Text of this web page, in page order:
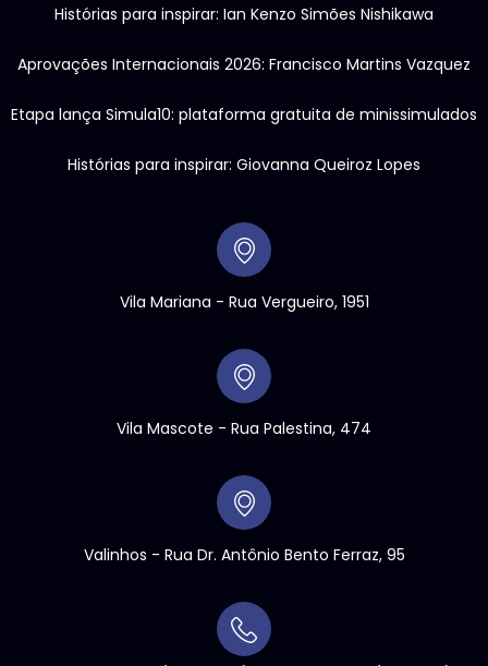
Histórias para inspirar: Ian Kenzo Simões Nishikawa
Aprovações Internacionais 2026: Francisco Martins Vazquez
Etapa lança Simula10: plataforma gratuita de minissimulados
Histórias para inspirar: Giovanna Queiroz Lopes
Vila Mariana - Rua Vergueiro, 1951
Vila Mascote - Rua Palestina, 474
Valinhos - Rua Dr. Antônio Bento Ferraz, 95